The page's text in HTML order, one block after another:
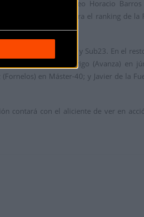
(8 diciembre), Trofeo Horacio Barros
son puntuables para el ranking de la
finales Élite y Sub23. En el
masculino; Sara Trigo (Avanza) en
en Máster-40; y Javier de la
contará con el aliciente de ver en